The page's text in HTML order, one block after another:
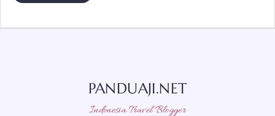
PANDUAJI.NET
Indonesia Travel Blogger